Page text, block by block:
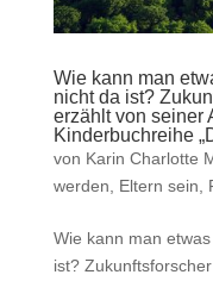
Wie kann man
nicht da ist?
erzählt von seiner
Kinderbuchreihe
von Karin Charlotte
werden, Eltern sein
Wie kann man
ist?